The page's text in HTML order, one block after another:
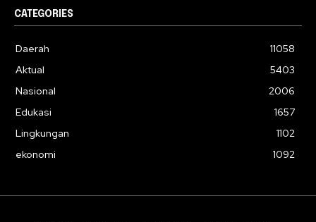
CATEGORIES
Daerah
11058
Aktual
5403
Nasional
2006
Edukasi
1657
Lingkungan
1102
ekonomi
1092